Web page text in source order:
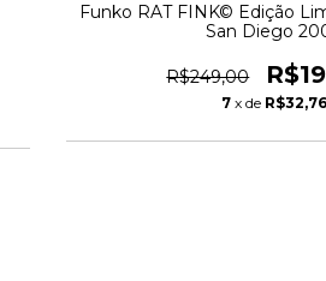
Funko RAT FINK© Edição
San Diego
R$249,00
7 x de R$32,76